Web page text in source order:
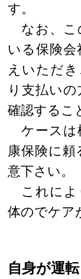
す。
なお、こ
いる保険
えいただ
り支払い
確認するこ
ケースは
康保険に
意下さい。
これによ
体のでケア
自身が運